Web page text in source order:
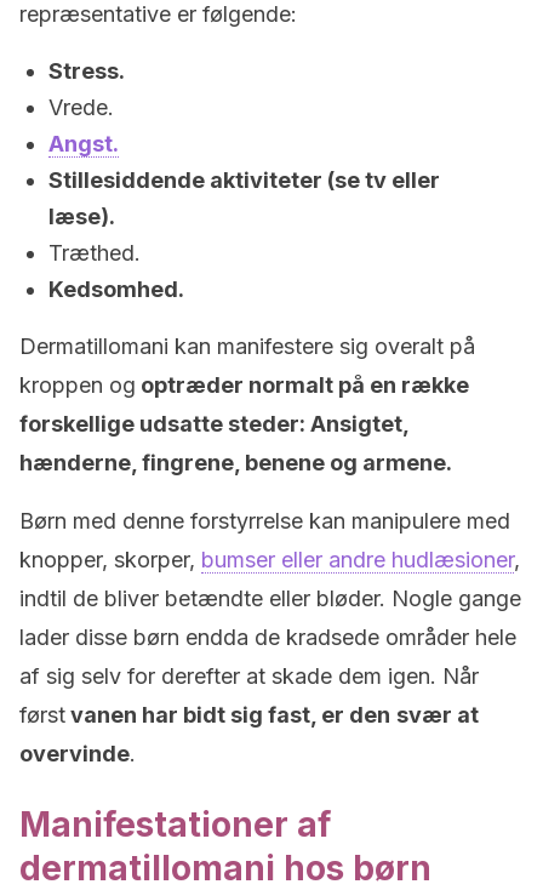
repræsentative er følgende:
Stress.
Vrede.
Angst.
Stillesiddende aktiviteter (se tv eller
læse).
Træthed.
Kedsomhed.
Dermatillomani kan manifestere sig overalt på
kroppen og optræder normalt på en række
forskellige udsatte steder: Ansigtet,
hænderne, fingrene, benene og armene.
Børn med denne forstyrrelse kan manipulere med
knopper, skorper, bumser eller andre hudlæsioner,
indtil de bliver betændte eller bløder. Nogle gange
lader disse børn endda de kradsede områder hele
af sig selv for derefter at skade dem igen. Når
førstvanen har bidt sig fast, er den svær at
overvinde.
Manifestationer af
dermatillomani hos børn